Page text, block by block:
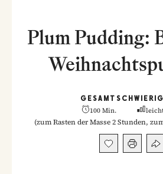
Plum Pudding:
GESAMT
100 Min.
(zum Rasten der Masse 2 Stunden,